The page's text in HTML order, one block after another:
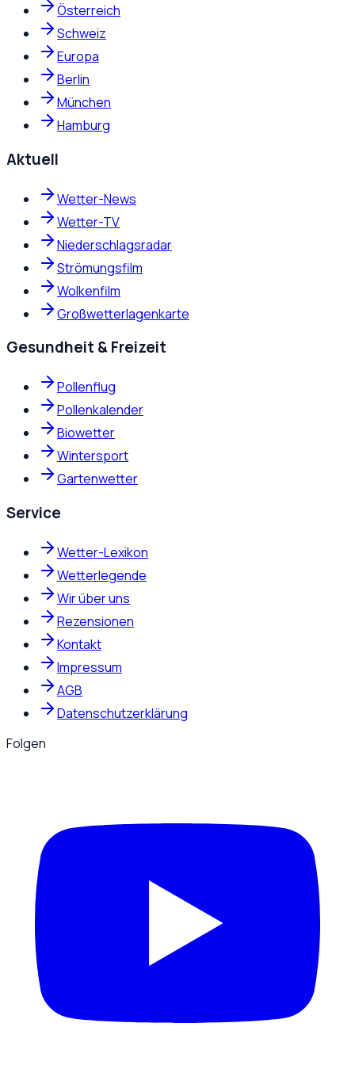
Österreich
Schweiz
Europa
Berlin
München
Hamburg
Aktuell
Wetter-News
Wetter-TV
Niederschlagsradar
Strömungsfilm
Wolkenfilm
Großwetterlagenkarte
Gesundheit & Freizeit
Pollenflug
Pollenkalender
Biowetter
Wintersport
Gartenwetter
Service
Wetter-Lexikon
Wetterlegende
Wir über uns
Rezensionen
Kontakt
Impressum
AGB
Datenschutzerklärung
Folgen